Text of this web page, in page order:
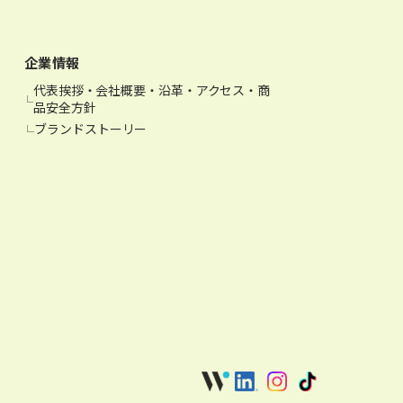
企業情報
代表挨拶・会社概要・沿革・アクセス・商
品安全方針
ブランドストーリー